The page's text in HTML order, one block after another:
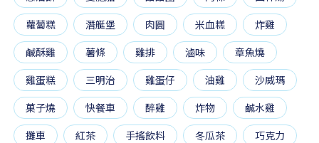
蘿蔔糕
潛艇堡 肉圓 米血糕
炸雞
鹹酥雞
薯條 雞排 滷味
章魚燒
雞蛋糕
三明治 雞蛋仔 油雞
沙威瑪
菓子燒
快餐車 醉雞 炸物
鹹水雞
攤車
紅茶 手搖飲料 冬瓜茶
巧克力